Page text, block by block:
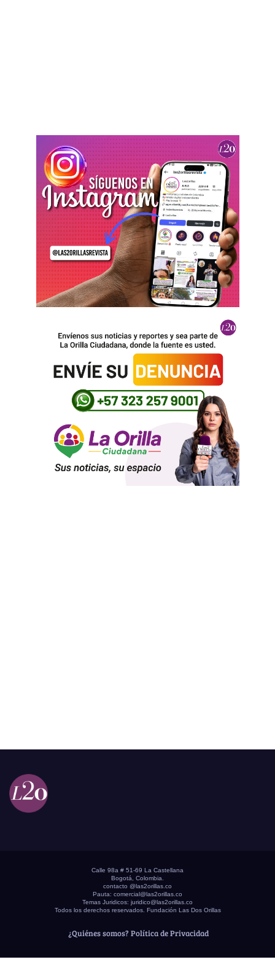
Calle 98a # 51-69 La Castellana
Bogotá, Colombia.
contacto @las2orillas.co
Pauta: comercial@las2orillas.co
Temas Juridicos: juridico@las2orillas.co
Todos los derechos reservados. Fundación Las Dos Orillas
¿Quiénes somos? Política de Privacidad